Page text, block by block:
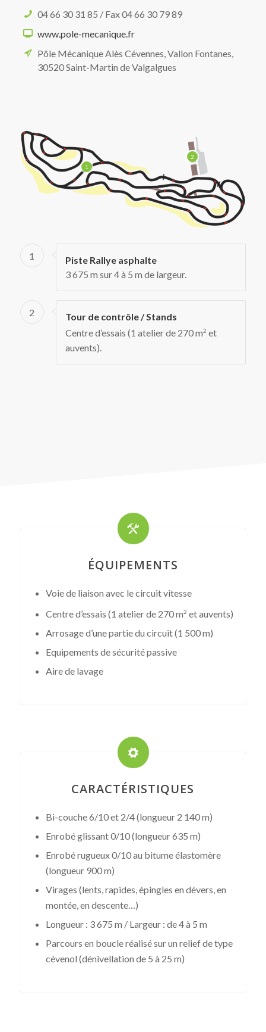
04 66 30 31 85 / Fax 04 66 30 79 89
www.pole-mecanique.fr
Pôle Mécanique Alès Cévennes, Vallon Fontanes,
30520 Saint-Martin de Valgalgues
1
2
1
Piste Rallye asphalte
3 675 m sur 4 à 5 m de largeur.
2
Tour de contrôle / Stands
Centre d’essais (1 atelier de 270 m2 et
auvents).
ÉQUIPEMENTS
Voie de liaison avec le circuit vitesse
Centre d’essais (1 atelier de 270 m2 et auvents)
Arrosage d’une partie du circuit (1 500 m)
Equipements de sécurité passive
Aire de lavage
CARACTÉRISTIQUES
Bi-couche 6/10 et 2/4 (longueur 2 140 m)
Enrobé glissant 0/10 (longueur 635 m)
Enrobé rugueux 0/10 au bitume élastomère
(longueur 900 m)
Virages (lents, rapides, épingles en dévers, en
montée, en descente…)
Longueur : 3 675 m / Largeur : de 4 à 5 m
Parcours en boucle réalisé sur un relief de type
cévenol (dénivellation de 5 à 25 m)